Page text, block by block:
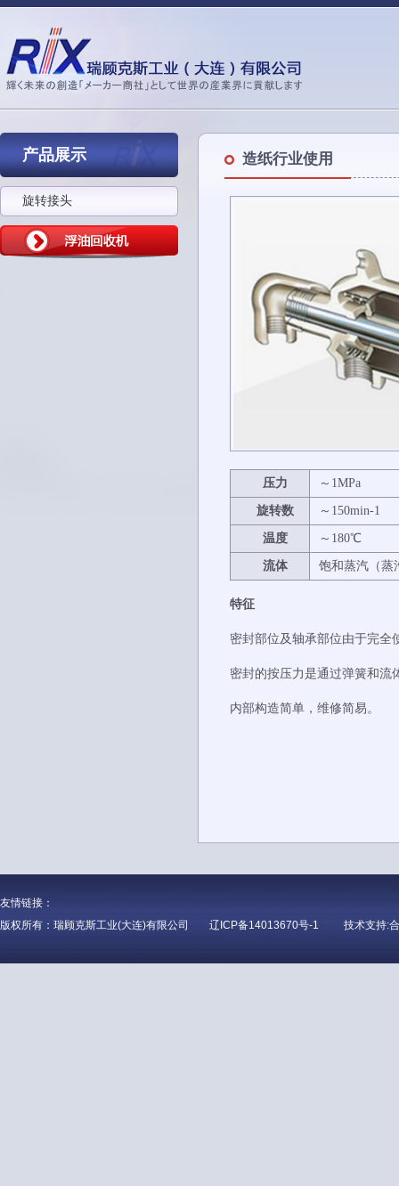
产品展示
旋转接头
造纸行业使用
压力 ～1MPa
旋转数 ～150min-1
温度 ～180℃
流体 饱和蒸汽（蒸
特征
密封部位及轴承部位由于完全
密封的按压力是通过弹簧和流
内部构造简单，维修简易。
友情链接：
版权所有：瑞顾克斯工业(大连)有限公司
辽ICP备14013670号-1 技术支持: